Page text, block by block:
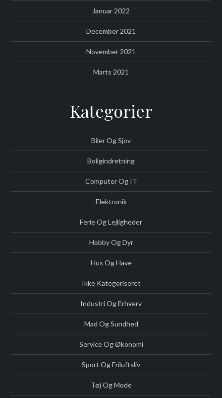
Januar 2022
December 2021
November 2021
Marts 2021
Kategorier
Biler Og Sjov
Boligindretning
Computer Og IT
Elektronik
Ferie Og Lejligheder
Hobby Og Dyr
Hus Og Have
Ikke Kategoriseret
Industri Og Erhverv
Mad Og Sundhed
Service Og Økonomi
Sport Og Friluftsliv
Tøj Og Mode